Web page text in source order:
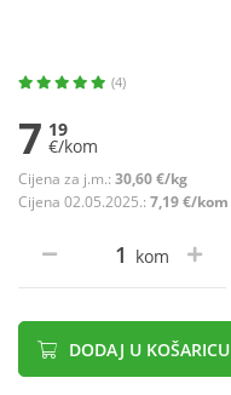
(4)
7 19
€/kom
Cijena za j.m.: 30,60 €/kg
Cijena 02.05.2025.: 7,19 €/kom
kom
DODAJ U KOŠARICU